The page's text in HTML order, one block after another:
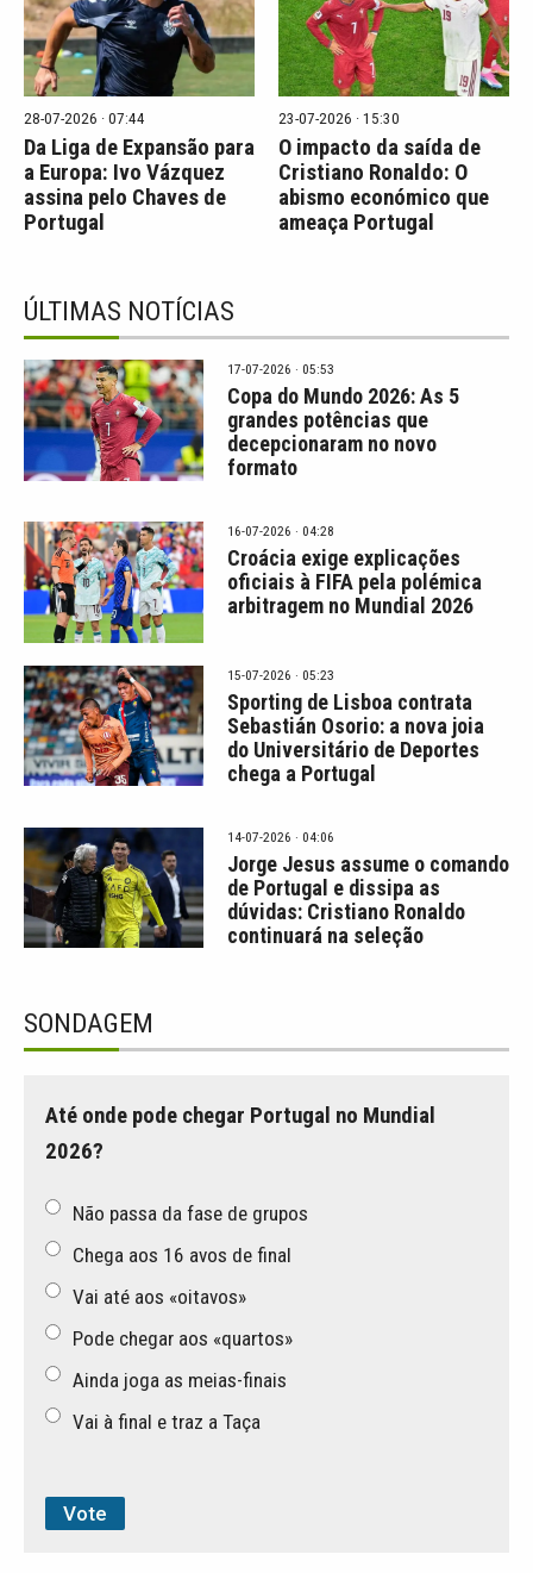
28-07-2026 · 07:44
Da Liga de Expansão para
a Europa: Ivo Vázquez
assina pelo Chaves de
Portugal
23-07-2026 · 15:30
O impacto da saída de
Cristiano Ronaldo: O
abismo económico que
ameaça Portugal
ÚLTIMAS NOTÍCIAS
17-07-2026 · 05:53
Copa do Mundo 2026: As 5
grandes potências que
decepcionaram no novo
formato
16-07-2026 · 04:28
Croácia exige explicações
oficiais à FIFA pela polémica
arbitragem no Mundial 2026
15-07-2026 · 05:23
Sporting de Lisboa contrata
Sebastián Osorio: a nova joia
do Universitário de Deportes
chega a Portugal
14-07-2026 · 04:06
Jorge Jesus assume o comando
de Portugal e dissipa as
dúvidas: Cristiano Ronaldo
continuará na seleção
SONDAGEM
Até onde pode chegar Portugal no Mundial
2026?
Não passa da fase de grupos
Chega aos 16 avos de final
Vai até aos «oitavos»
Pode chegar aos «quartos»
Ainda joga as meias-finais
Vai à final e traz a Taça